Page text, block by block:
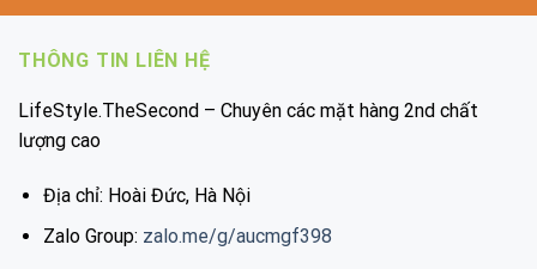
THÔNG TIN LIÊN HỆ
LifeStyle.TheSecond – Chuyên các mặt hàng 2nd chất
lượng cao
Địa chỉ: Hoài Đức, Hà Nội
Zalo Group: zalo.me/g/aucmgf398